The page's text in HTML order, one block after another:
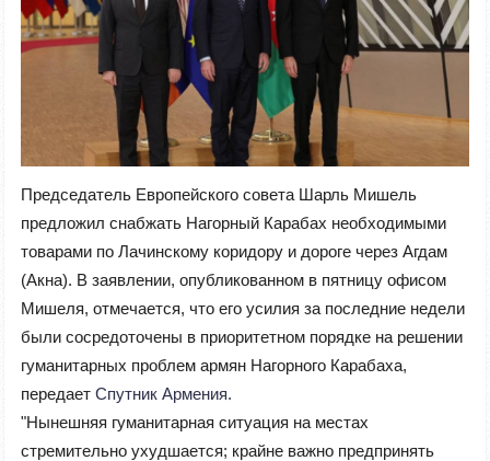
Председатель Европейского совета Шарль Мишель
предложил снабжать Нагорный Карабах необходимыми
товарами по Лачинскому коридору и дороге через Агдам
(Акна). В заявлении, опубликованном в пятницу офисом
Мишеля, отмечается, что его усилия за последние недели
были сосредоточены в приоритетном порядке на решении
гуманитарных проблем армян Нагорного Карабаха,
передает Спутник Армения.
"Нынешняя гуманитарная ситуация на местах
стремительно ухудшается; крайне важно предпринять